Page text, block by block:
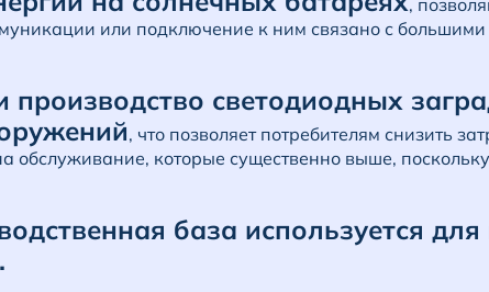
,
или подключение к ним связано с большими
производство светодиодных
, что позволяет потребителям снизить
обслуживание, которые существенно выше,
база используется